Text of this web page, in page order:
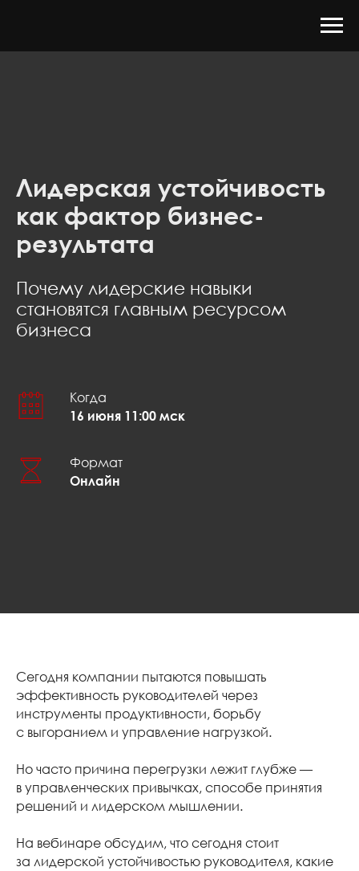
Лидерская устойчивость
как фактор бизнес-
результата
Почему лидерские навыки
становятся главным ресурсом
бизнеса
Когда
16 июня 11:00 мск
Формат
Онлайн
Сегодня компании пытаются повышать
эффективность руководителей через
инструменты продуктивности, борьбу
с выгоранием и управление нагрузкой.
Но часто причина перегрузки лежит глубже —
в управленческих привычках, способе принятия
решений и лидерском мышлении.
На вебинаре обсудим, что сегодня стоит
за лидерской устойчивостью руководителя, какие